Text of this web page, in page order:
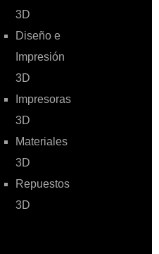
3D
Diseño e
Impresión
3D
Impresoras
3D
Materiales
3D
Repuestos
3D